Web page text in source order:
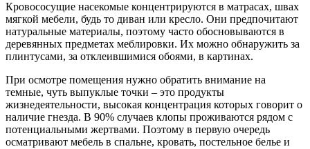
Кровососущие насекомые концентрируются в матрасах, швах
мягкой мебели, будь то диван или кресло. Они предпочитают
натуральные материалы, поэтому часто обосновываются в
деревянных предметах меблировки. Их можно обнаружить за
плинтусами, за отклеившимися обоями, в картинах.
При осмотре помещения нужно обратить внимание на
темные, чуть выпуклые точки – это продукты
жизнедеятельности, высокая концентрация которых говорит о
наличие гнезда. В 90% случаев клопы проживаются рядом с
потенциальными жертвами. Поэтому в первую очередь
осматривают мебель в спальне, кровать, постельное белье и